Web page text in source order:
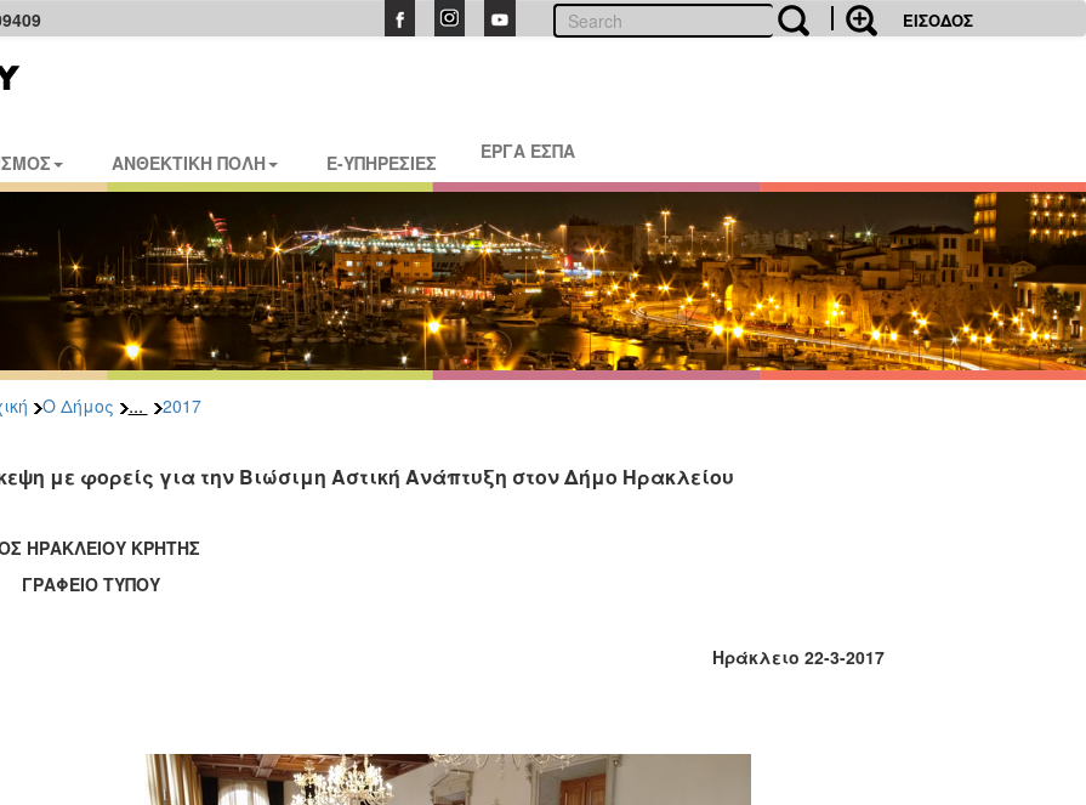
ΕΙΣΟΔΟΣ
ΑΝΘΕΚΤΙΚΗ ΠΟΛΗ E-ΥΠΗΡΕΣΙΕΣ ΕΡΓΑ ΕΣΠΑ
Ο Δήμος ... 2017
με φορείς για την Βιώσιμη Αστική Ανάπτυξη στον Δήμο Ηρακλείου
ΗΡΑΚΛΕΙΟΥ ΚΡΗΤΗΣ
ΤΥΠΟΥ
Ηράκλειο 22-3-2017